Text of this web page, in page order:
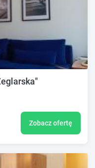
Zobacz ofertę